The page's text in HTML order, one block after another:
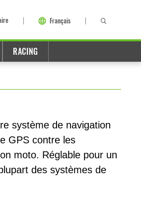
Français
RACING
système de navigation
GPS contre les
moto. Réglable pour un
des systèmes de